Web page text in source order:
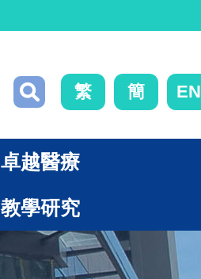
繁 簡 EN
卓越醫療
教學研究